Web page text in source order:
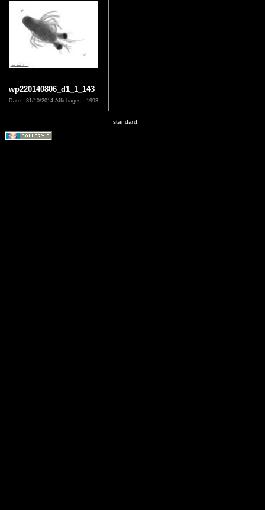
wp220140806_d1_1_143
Date : 31/10/2014 Affichages : 1993
standard.